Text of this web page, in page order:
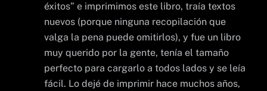
éxitos” e imprimimos este libro, traía textos
nuevos (porque ninguna recopilación que
valga la pena puede omitirlos), y fue un libro
muy querido por la gente, tenía el tamaño
perfecto para cargarlo a todos lados y se leía
fácil. Lo dejé de imprimir hace muchos años,